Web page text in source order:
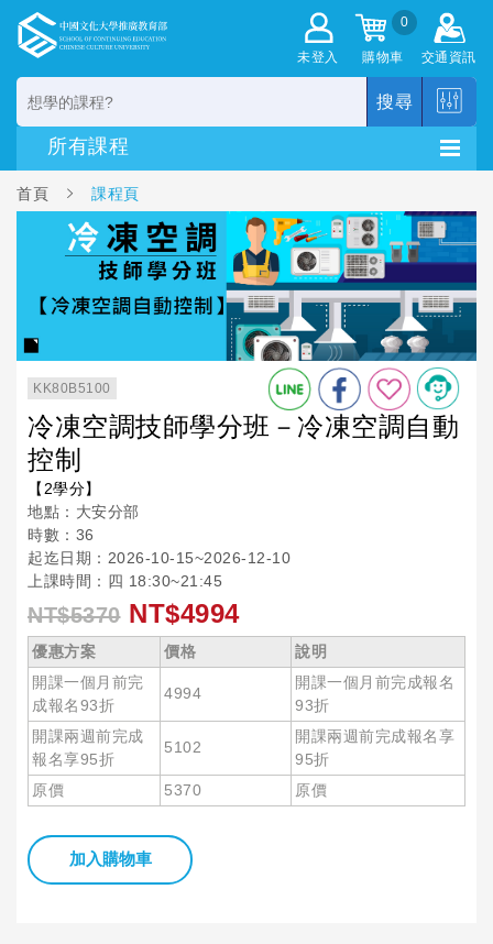
未登入
0
購物車 交通資訊
搜尋
首頁 課程頁
KK80B5100
冷凍空調技師學分班－冷凍空調自動
控制
【2學分】
地點：大安分部
時數：36
起迄日期：2026-10-15~2026-12-10
上課時間：四 18:30~21:45
NT$5370 NT$4994
優惠方案 價格
說明
開課一個月前完
成報名93折
4994
開課一個月前完成報名
93折
開課兩週前完成
報名享95折
5102
開課兩週前完成報名享
95折
原價
5370 原價
加入購物車